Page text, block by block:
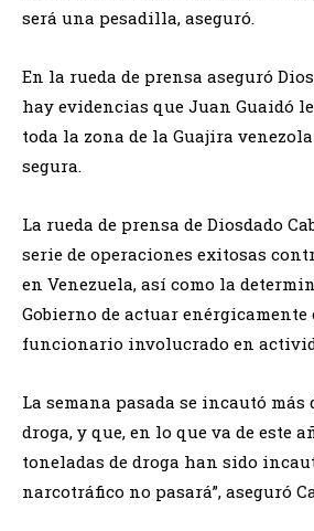
será una pesadilla, aseguró.
En la rueda de prensa aseguró
hay evidencias que Juan Guaidó
toda la zona de la Guajira
segura.
La rueda de prensa de Diosdado
serie de operaciones exitosas
en Venezuela, así como la
Gobierno de actuar
funcionario involucrado en
La semana pasada se incautó más
droga, y que, en lo que va de este
toneladas de droga han sido
narcotráfico no pasará”, aseguró